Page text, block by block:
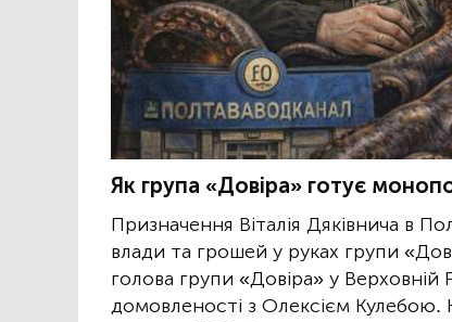
Як група «Довіра» готує
Призначення Віталія Дяківнича в
влади та грошей у руках групи
голова групи «Довіра» у Верховній
домовленості з Олексієм Кулебою.